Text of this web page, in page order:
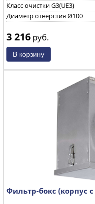
Класс очистки G3(UE3)
Диаметр отверстия Ø100
3 216 руб.
Фильтр-бокс (корпус